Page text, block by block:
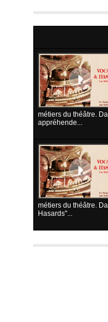
métiers du théâtre.
appréhende...
métiers du théâtre.
Hasards"...